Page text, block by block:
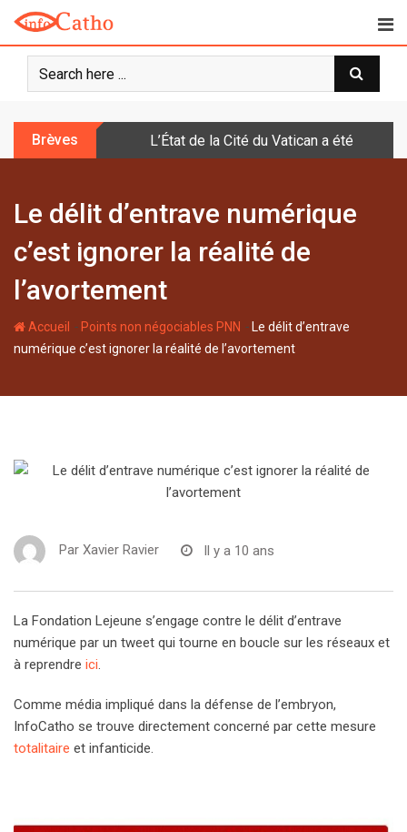
o
Brèves L’État de la Cité du Vatican a été doté
Le délit d’entrave numérique
c’est ignorer la réalité de
l’avortement
Accueil - Points non négociables PNN - Le délit d’entrave
numérique c’est ignorer la réalité de l’avortement
Par Xavier Ravier Il y a 10 ans
La Fondation Lejeune s’engage contre le délit d’entrave
numérique par un tweet qui tourne en boucle sur les réseaux et
à reprendre ici.
Comme média impliqué dans la défense de l’embryon,
InfoCatho se trouve directement concerné par cette mesure
totalitaire et infanticide.